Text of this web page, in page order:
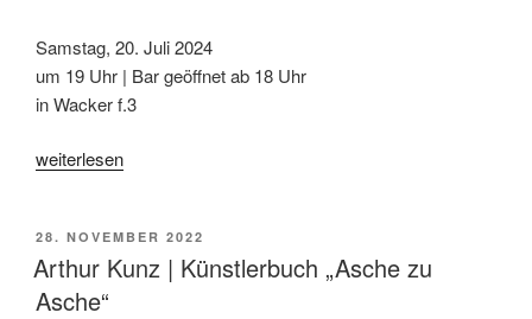
im
f.3!“
Samstag, 20. Juli 2024
um 19 Uhr | Bar geöffnet ab 18 Uhr
in Wacker f.3
„Musik-
mit
Giulia
Romano“
weiterlesen
VERÖFFENTLICHT
AM
28. NOVEMBER 2022
Arthur Kunz | Künstlerbuch „Asche zu
Asche“